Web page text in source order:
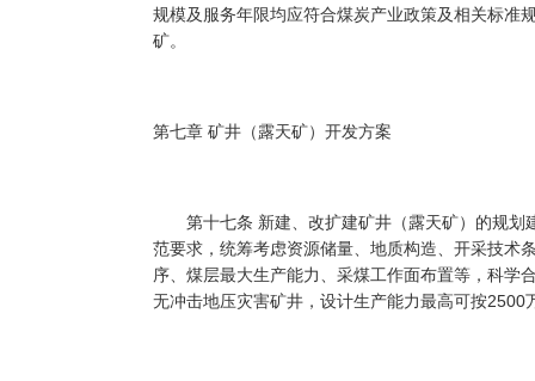
规模及服务年限均应符合煤炭产业政策及相关标准
矿。
第七章 矿井（露天矿）开发方案
第十七条 新建、改扩建矿井（露天矿）的规划
范要求，统筹考虑资源储量、地质构造、开采技术
序、煤层最大生产能力、采煤工作面布置等，科学
无冲击地压灾害矿井，设计生产能力最高可按2500